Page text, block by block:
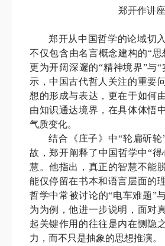
郑开作讲座
郑开从中国哲学的论域切
不仅包含由名言概念建构的“思
更为开阔深邃的“精神境界”与“
示，中国古代哲人关注的重要
想的形成与表达，更在于如何
由知识通达境界，在具体体悟
气质变化。
结合《庄子》中“轮扁斫轮
故，郑开阐释了中国哲学中“得
慧。他指出，真正的智慧不能
能仅停留在书本和语言层面的
哲学中常被讨论的“电车难题”
为为例，他进一步说明，面对
起关键作用的往往是内在恻隐
力，而不只是抽象的思想推演。